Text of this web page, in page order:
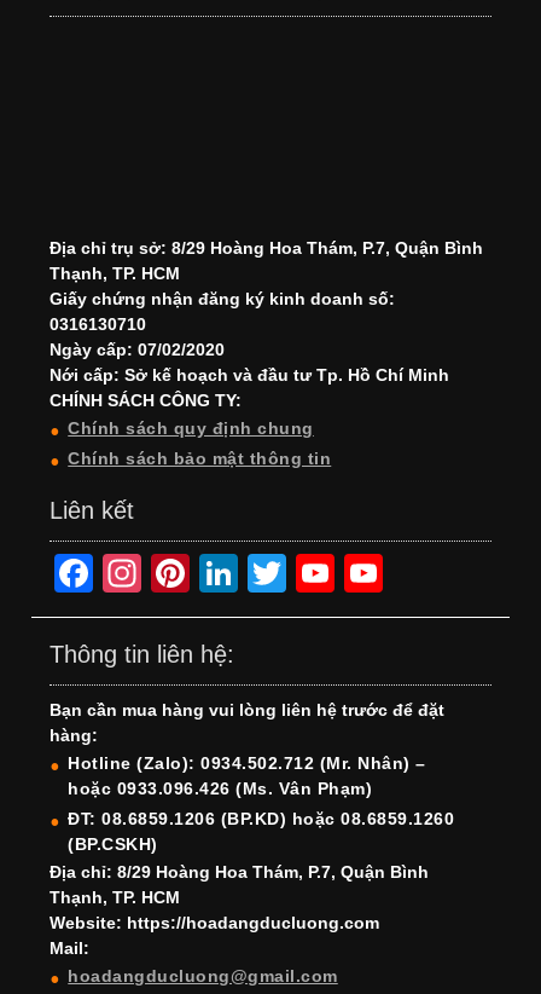
Địa chỉ trụ sở: 8/29 Hoàng Hoa Thám, P.7, Quận Bình
Thạnh, TP. HCM
Giấy chứng nhận đăng ký kinh doanh số:
0316130710
Ngày cấp: 07/02/2020
Nới cấp: Sở kế hoạch và đầu tư Tp. Hồ Chí Minh
CHÍNH SÁCH CÔNG TY:
Chính sách quy định chung
Chính sách bảo mật thông tin
Liên kết
F
a
c
e
b
o
o
k
In
st
a
gr
a
m
Pi
nt
er
e
st
Li
n
e
dI
n
T
wi
er
Y
o
T
u
b
e
o
T
u
b
e
h
Thông tin liên hệ:
Bạn cần mua hàng vui lòng liên hệ trước để đặt
hàng:
Hotline (Zalo): 0934.502.712 (Mr. Nhân) –
hoặc 0933.096.426 (Ms. Vân Phạm)
ĐT: 08.6859.1206 (BP.KD) hoặc 08.6859.1260
(BP.CSKH)
Địa chỉ: 8/29 Hoàng Hoa Thám, P.7, Quận Bình
Thạnh, TP. HCM
Website: https://hoadangducluong.com
Mail:
hoadangducluong@gmail.com